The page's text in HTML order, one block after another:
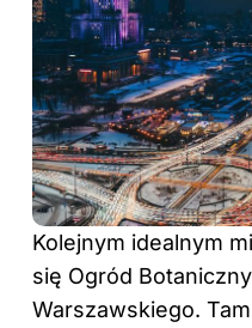
Kolejnym idealnym
się Ogród
Warszawskiego.